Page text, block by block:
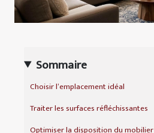
Sommaire
Choisir l’emplacement idéal
Traiter les surfaces réfléchissantes
Optimiser la disposition du mobilier